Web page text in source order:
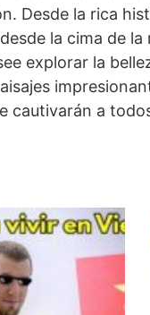
Desde la rica
la cima de
explorar la
cautivarán a